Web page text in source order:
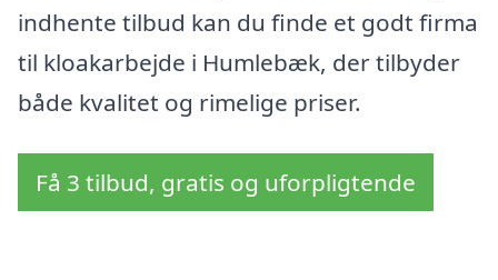
indhente tilbud kan du finde et godt firma
til kloakarbejde i Humlebæk, der tilbyder
både kvalitet og rimelige priser.
Få 3 tilbud, gratis og uforpligtende